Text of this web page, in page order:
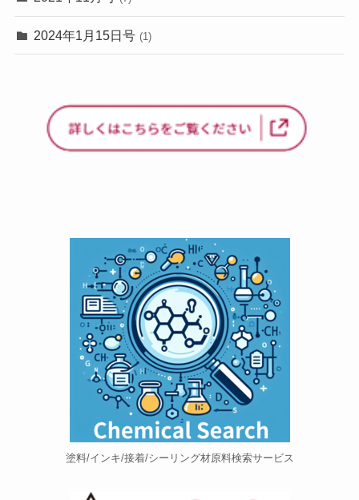
2024年1月15日号 (1)
塗料/インキ/接着/シーリング材原料検索サービス